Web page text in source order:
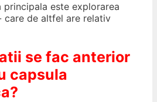
principala este explorarea
care de altfel are relativ
se fac anterior
capsula